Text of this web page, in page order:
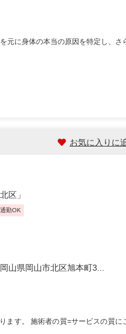
元に身体の本当の原因を特定し、さ
お気に入りに
区」
勤OK
山県岡山市北区旭本町3...
ます。 施術者の質=サービスの質に